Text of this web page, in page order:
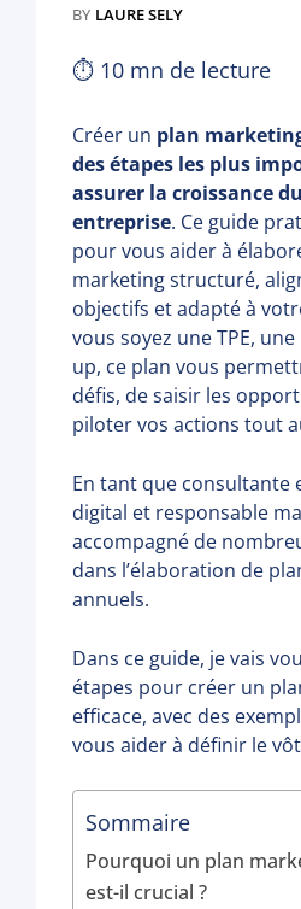
BY LAURE SELY
⏱ 10 mn de lecture
Créer un plan
des étapes les plus
assurer la croissance
entreprise. Ce guide
pour vous aider à
marketing structuré,
objectifs et adapté à
vous soyez une TPE,
up, ce plan vous
défis, de saisir les
piloter vos actions tout
En tant que consultante
digital et responsable
accompagné de
dans l’élaboration de
annuels.
Dans ce guide, je vais
étapes pour créer un
efficace, avec des
vous aider à définir le
Sommaire
Pourquoi un plan
est-il crucial ?